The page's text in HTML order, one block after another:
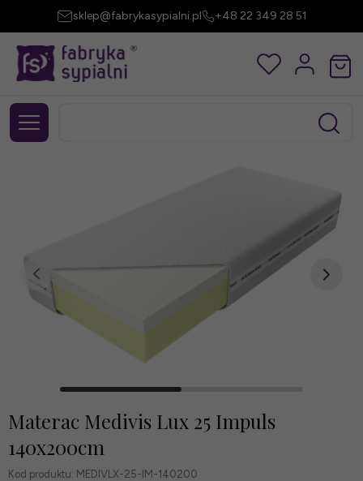
sklep@fabrykasypialni.pl +48 22 349 28 51
Materac Medivis Lux 25 Impuls
140x200cm
Kod produktu: MEDIVLX-25-IM-140200